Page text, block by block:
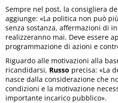
Sempre nel post, la consigliera
aggiunge: «La politica non può
senza sostanza, affermazioni di
realizzeranno mai. Deve essere
programmazione di azioni e
Riguardo alle motivazioni alla
ricandidarsi, Russo precisa: «La
nasce dalla considerazione che
condizioni e la motivazione
importante incarico pubblico».